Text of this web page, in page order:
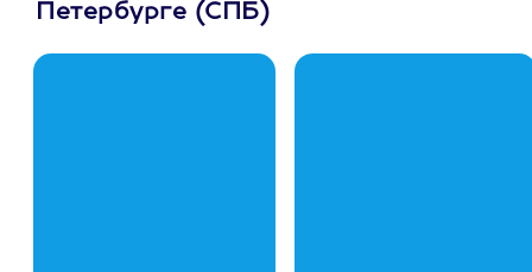
Петербурге (СПБ)